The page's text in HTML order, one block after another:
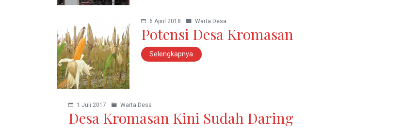
6 April 2018 Warta Desa
Potensi Desa Kromasan
Selengkapnya
1 Juli 2017 Warta Desa
Desa Kromasan Kini Sudah Daring